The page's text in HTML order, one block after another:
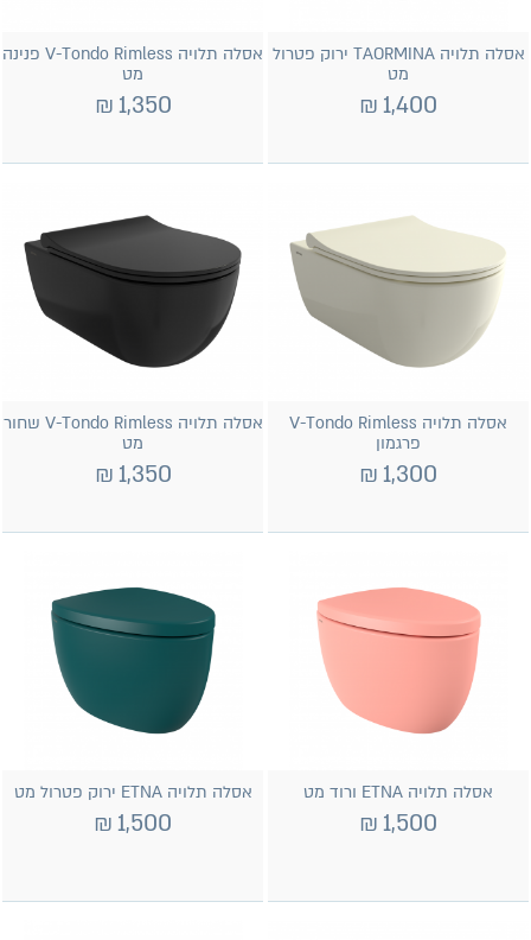
אסלה תלויה TAORMINA ירוק פטרול
מט
1,400
₪
אסלה תלויה V-Tondo Rimless פנינה
מט
1,350
₪
אסלה תלויה V-Tondo Rimless
פרגמון
1,300
₪
אסלה תלויה V-Tondo Rimless שחור
מט
1,350
₪
אסלה תלויה ETNA ורוד מט
1,500
₪
אסלה תלויה ETNA ירוק פטרול מט
1,500
₪